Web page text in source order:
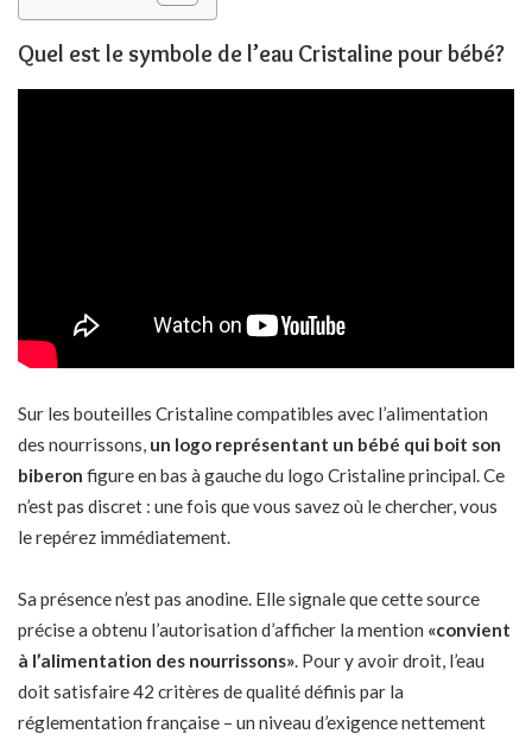
Quel est le symbole de l’eau Cristaline pour bébé?
Sur les bouteilles Cristaline compatibles avec l’alimentation
des nourrissons, un logo représentant un bébé qui boit son
biberon figure en bas à gauche du logo Cristaline principal. Ce
n’est pas discret : une fois que vous savez où le chercher, vous
le repérez immédiatement.
Sa présence n’est pas anodine. Elle signale que cette source
précise a obtenu l’autorisation d’afficher la mention «convient
à l’alimentation des nourrissons». Pour y avoir droit, l’eau
doit satisfaire 42 critères de qualité définis par la
réglementation française – un niveau d’exigence nettement